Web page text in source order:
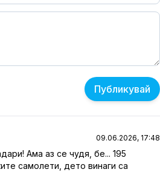
Публикувай
09.06.2026, 17:48
Ама аз се чудя, бе... 195
самолети, дето винаги са